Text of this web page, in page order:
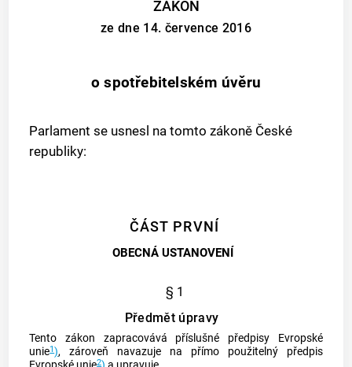
ZÁKON
ze dne 14. července 2016
o spotřebitelském úvěru
Parlament se usnesl na tomto zákoně České
republiky:
ČÁST PRVNÍ
OBECNÁ USTANOVENÍ
§ 1
Předmět úpravy
Tento zákon zapracovává příslušné předpisy Evropské
unie1), zároveň navazuje na přímo použitelný předpis
2